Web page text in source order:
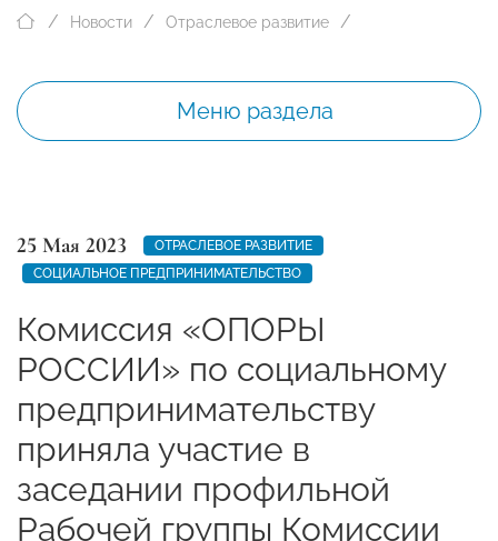
Новости Отраслевое развитие
Меню раздела
25 Мая 2023
ОТРАСЛЕВОЕ РАЗВИТИЕ
СОЦИАЛЬНОЕ ПРЕДПРИНИМАТЕЛЬСТВО
Комиссия «ОПОРЫ
РОССИИ» по социальному
предпринимательству
приняла участие в
заседании профильной
Рабочей группы Комиссии